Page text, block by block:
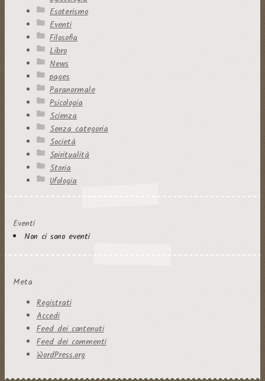
Esoterismo
Eventi
Filosofia
Libro
News
pages
Paranormale
Psicologia
Scienza
Senza categoria
Società
Spiritualità
Storia
Ufologia
Eventi
Non ci sono eventi
Meta
Registrati
Accedi
Feed dei contenuti
Feed dei commenti
WordPress.org